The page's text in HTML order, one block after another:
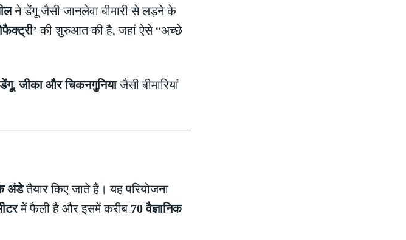
ने डेंगू जैसी जानलेवा बीमारी से लड़ने के
की शुरुआत की है, जहां ऐसे “अच्छे
डेंगू, जीका और चिकनगुनियाजैसी बीमारियां
अंडेतैयार किए जाते हैं। यह परियोजना
में फैली है और इसमें करीब 70 वैज्ञानिक